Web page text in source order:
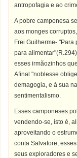
antropofagia e ao
A pobre camponesa
aos monges
Frei Guilherme-
para
esses irmãozinhos
Afinal "noblesse
demagogia, e à sua
sentimentalismo.
Esses camponeses
vendendo-se, isto é,
aproveitando o
conta Salvatore,
seus exploradores e